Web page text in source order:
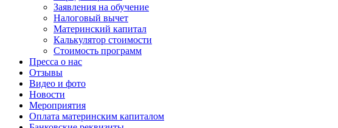
Заявления на обучение
Налоговый вычет
Материнский капитал
Калькулятор стоимости
Стоимость программ
Пресса о нас
Отзывы
Видео и фото
Новости
Мероприятия
Оплата материнским капиталом